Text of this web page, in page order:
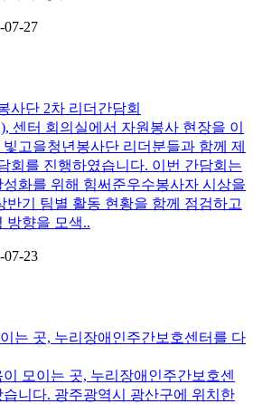
07-27
사단 2차 리더간담회
센터 회의실에서 자원봉사 현장을 이
고을청년봉사단 리더분들과 함께 제
회를 진행하였습니다. 이번 간담회는
성화를 위해 힘써준우수봉사자 시상을
반기 팀별 활동 현황을 함께 점검하고
방향을 모색..
07-23
는 곳, 누리장애인주간보호센터를 다
모이는 곳, 누리장애인주간보호센
습니다. 광주광역시 광산구에 위치한